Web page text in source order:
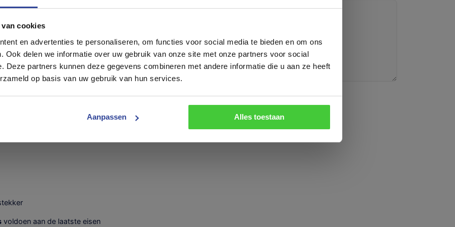
cookies
en advertenties te personaliseren, om functies voor social media te bieden en om ons
Ook delen we informatie over uw gebruik van onze site met onze partners voor social
Deze partners kunnen deze gegevens combineren met andere informatie die u aan ze heeft
op basis van uw gebruik van hun services.
Aanpassen Alles toestaan
met manifold
voldoen aan de laatste eisen
Trailer
inruilen
Trailer inruilen
een impressie van de mogelijkheden op het gebied van Konag markt
Wij produceren zowel seriematige modellen als maatwerk markt
en service te kunnen waarborgen verzoeken wij u vriendelijk vooraf aan
een afspraak in te plannen. Neem daarvoor telefonisch contact op via +31
een e-mail naar info@konag.nl.U bent van harte welkom.